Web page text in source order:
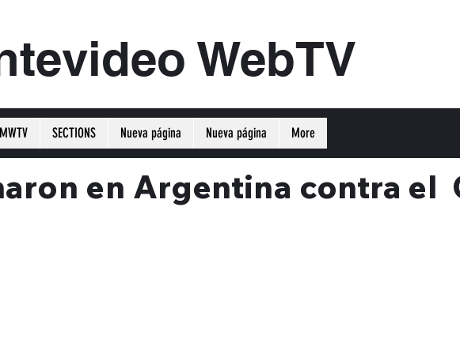
WebTV
en Argentina contra el
MWTV SECTIONS Nueva página Nueva página More